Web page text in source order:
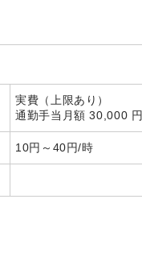
実費（上限あり）
通勤手当月額 30,000 円
10円～40円/時